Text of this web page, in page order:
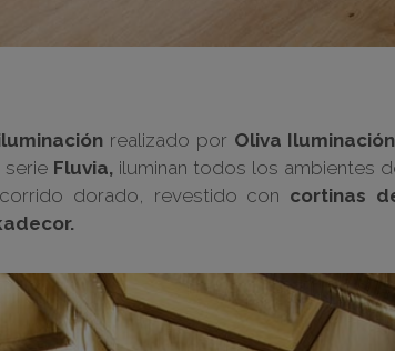
realizado por Oliva
serie Fluvia, iluminan todos los ambientes
dorado, revestido con cortinas